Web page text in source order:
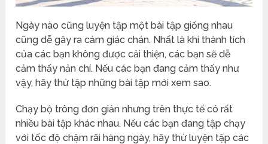
Ngày nào cũng luyện tập một bài tập giống nhau
cũng dễ gây ra cảm giác chán. Nhất là khi thành tích
của các bạn không được cải thiện, các bạn sẽ dễ
cảm thấy nản chí. Nếu các bạn đang cảm thấy như
vậy, hãy thử tập những bài tập mới xem sao.
Chạy bộ trông đơn giản nhưng trên thực tế có rất
nhiều bài tập khác nhau. Nếu các bạn đang tập chạy
với tốc độ chậm rãi hàng ngày, hãy thử luyện tập các